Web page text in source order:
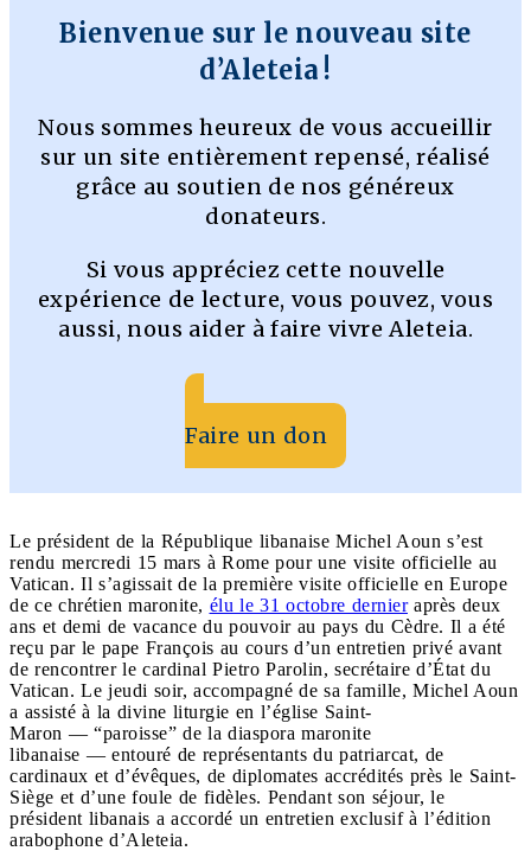
Bienvenue sur le nouveau site
d’Aleteia !
Nous sommes heureux de vous accueillir
sur un site entièrement repensé, réalisé
grâce au soutien de nos généreux
donateurs.
Si vous appréciez cette nouvelle
expérience de lecture, vous pouvez, vous
aussi, nous aider à faire vivre Aleteia.
Faire un don
Le président de la République libanaise Michel Aoun s’est
rendu mercredi 15 mars à Rome pour une visite officielle au
Vatican. Il s’agissait de la première visite officielle en Europe
de ce chrétien maronite, élu le 31 octobre dernieraprès deux
ans et demi de vacance du pouvoir au pays du Cèdre. Il a été
reçu par le pape François au cours d’un entretien privé avant
de rencontrer le cardinal Pietro Parolin, secrétaire d’État du
Vatican. Le jeudi soir, accompagné de sa famille, Michel Aoun
a assisté à la divine liturgie en l’église Saint-
Maron — “paroisse” de la diaspora maronite
libanaise — entouré de représentants du patriarcat, de
cardinaux et d’évêques, de diplomates accrédités près le Saint-
Siège et d’une foule de fidèles. Pendant son séjour, le
président libanais a accordé un entretien exclusif à l’édition
arabophone d’Aleteia.